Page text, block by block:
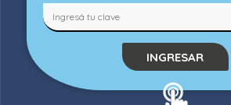
INGRESAR